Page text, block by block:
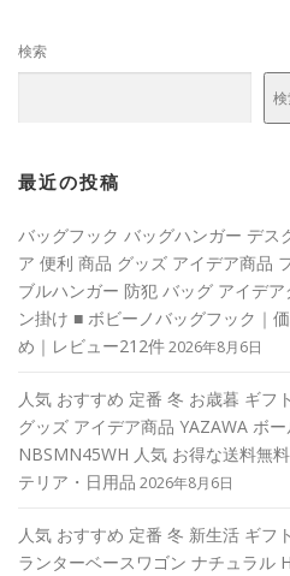
検索
最近の投稿
バッグフック バッグハンガー デス
ア 便利 商品 グッズ アイデア商品
ブルハンガー 防犯 バッグ アイデ
ン掛け ■ ボビーノバッグフック｜
め｜レビュー212件2026年8月6日
人気 おすすめ 定番 冬 お歳暮 ギフ
グッズ アイデア商品 YAZAWA ボ
NBSMN45WH 人気 お得な送料無
テリア・日用品 2026年8月6日
人気 おすすめ 定番 冬 新生活 ギフ
ランターベースワゴン ナチュラル